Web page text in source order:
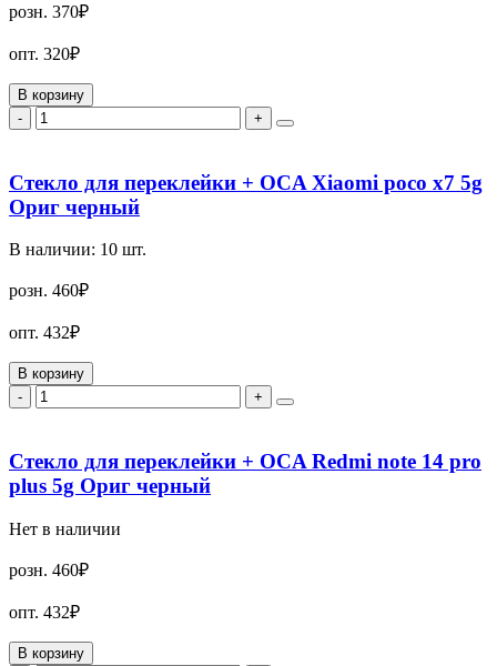
розн. 370₽
опт. 320₽
В корзину
-
+
Стекло для переклейки + OCA Xiaomi poco x7 5g
Ориг черный
В наличии: 10 шт.
розн. 460₽
опт. 432₽
В корзину
-
+
Стекло для переклейки + OCA Redmi note 14 pro
plus 5g Ориг черный
Нет в наличии
розн. 460₽
опт. 432₽
В корзину